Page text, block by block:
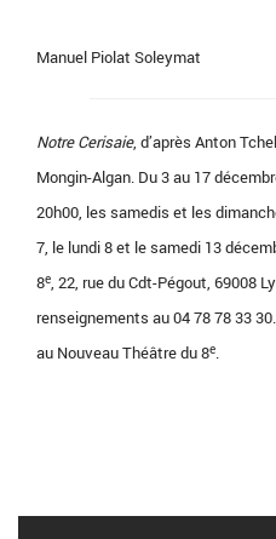
Manuel Piolat Soleymat
Notre Cerisaie, d’après Anton
Mongin-Algan. Du 3 au 17
20h00, les samedis et les
7, le lundi 8 et le samedi 13
8e, 22, rue du Cdt-Pégout, 69008
renseignements au 04 78 78 33
au Nouveau Théâtre du 8e.